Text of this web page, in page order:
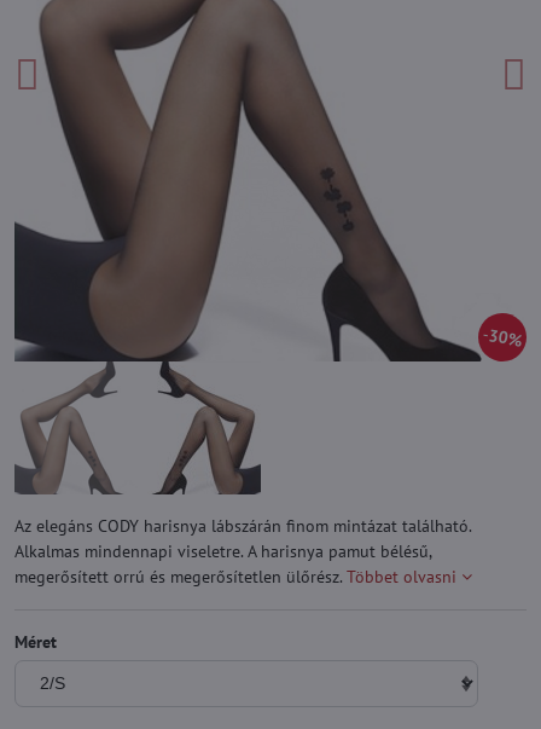
30%
Az elegáns CODY harisnya lábszárán finom mintázat található.
Alkalmas mindennapi viseletre. A harisnya pamut bélésű,
megerősített orrú és megerősítetlen ülőrész. Többet olvasni
Méret